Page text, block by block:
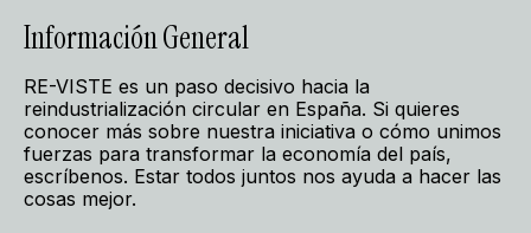
Información General
RE-VISTE es un paso decisivo hacia la
reindustrialización circular en España. Si quieres
conocer más sobre nuestra iniciativa o cómo unimos
fuerzas para transformar la economía del país,
escríbenos. Estar todos juntos nos ayuda a hacer las
cosas mejor.